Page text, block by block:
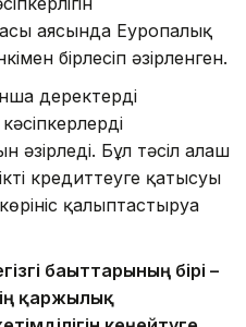
аясында Еуропалық
бірлесіп әзірленген.
деректерді
әзірледі. Бұл тәсіл алғаш
кредиттеуге қатысуы
қалыптастыруға
бағыттарының бірі –
қаржылық